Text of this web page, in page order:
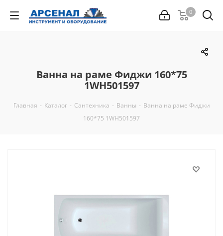
0
Ванна на раме Фиджи 160*75
1WH501597
Главная - Каталог - Сантехника - Ванны - Ванна на раме Фиджи
160*75 1WH501597